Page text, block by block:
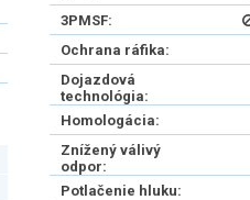
3PMSF:
Ochrana ráfika:
Dojazdová
technológia:
Homologácia:
Znížený válivý
odpor:
Potlačenie hluku: